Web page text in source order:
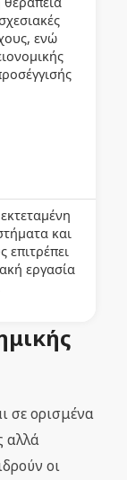
ενώ
και
επιτρέπει
εργασία
σε ορισμένα
αλλά
οι